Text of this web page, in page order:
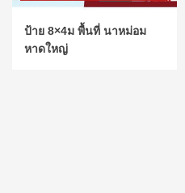
ป้าย 8×4ม พื้นที่ นาหม่อม
หาดใหญ่